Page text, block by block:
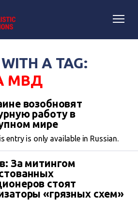
A TAG:
МВД
возобновят
работу в
мире
entry is only available in Russian.
За митингом
стоят
«грязных схем»